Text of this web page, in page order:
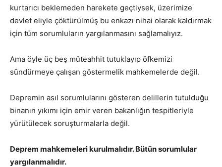
kurtarıcı beklemeden harekete geçtiysek, üzerimize
devlet eliyle çöktürülmüş bu enkazı nihai olarak kaldırmak
için tüm sorumluların yargılanmasını sağlamalıyız.
Ama öyle üç beş müteahhit tutuklayıp öfkemizi
sündürmeye çalışan göstermelik mahkemelerde değil.
Depremin asıl sorumlularını gösteren delillerin tutulduğu
binanın yıkımı için emir veren bakanlığın tespitleriyle
yürütülecek soruşturmalarla değil.
Deprem mahkemeleri kurulmalıdır. Bütün sorumlular
yargılanmalıdır.